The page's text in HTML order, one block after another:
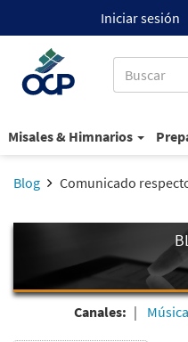
Iniciar sesión
Misales & Himnarios
Blog Comunicado
Canales: Música